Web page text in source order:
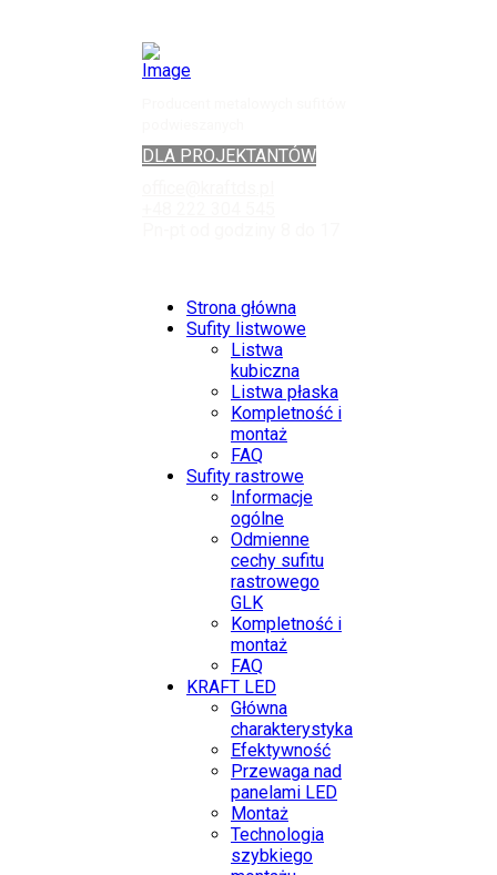
DLA PROJEKTANTÓW
Strona główna
Sufity listwowe
Listwa
kubiczna
Listwa płaska
Kompletność i
montaż
FAQ
Sufity rastrowe
Informacje
ogólne
Odmienne
cechy sufitu
rastrowego
GLK
Kompletność i
montaż
FAQ
KRAFT LED
Główna
charakterystyka
Efektywność
Przewaga nad
panelami LED
Montaż
Technologia
szybkiego